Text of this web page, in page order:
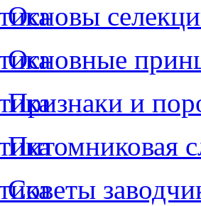
Основы
Основные
Признаки и
Питомниковая
Советы